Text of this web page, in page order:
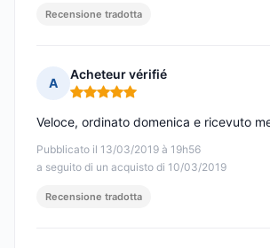
Recensione tradotta
A
Acheteur vérifié
Nota: 5 su 5
Pubblicato il 13/03/2019 à 19h56
a seguito di un acquisto di 10/03/2019
Veloce, ordinato domenica e ricevuto
Recensione tradotta